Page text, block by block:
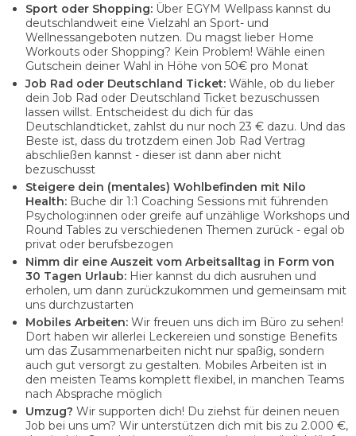
Sport oder Shopping: Über EGYM Wellpass kannst du
deutschlandweit eine Vielzahl an Sport- und
Wellnessangeboten nutzen. Du magst lieber Home
Workouts oder Shopping? Kein Problem! Wähle einen
Gutschein deiner Wahl in Höhe von 50€ pro Monat
Job Rad oder Deutschland Ticket: Wähle, ob du lieber
dein Job Rad oder Deutschland Ticket bezuschussen
lassen willst. Entscheidest du dich für das
Deutschlandticket, zahlst du nur noch 23 € dazu. Und das
Beste ist, dass du trotzdem einen Job Rad Vertrag
abschließen kannst - dieser ist dann aber nicht
bezuschusst
Steigere dein (mentales) Wohlbefinden mit Nilo
Health: Buche dir 1:1 Coaching Sessions mit führenden
Psycholog:innen oder greife auf unzählige Workshops und
Round Tables zu verschiedenen Themen zurück - egal ob
privat oder berufsbezogen
Nimm dir eine Auszeit vom Arbeitsalltag in Form von
30 Tagen Urlaub: Hier kannst du dich ausruhen und
erholen, um dann zurückzukommen und gemeinsam mit
uns durchzustarten
Mobiles Arbeiten: Wir freuen uns dich im Büro zu sehen!
Dort haben wir allerlei Leckereien und sonstige Benefits
um das Zusammenarbeiten nicht nur spaßig, sondern
auch gut versorgt zu gestalten. Mobiles Arbeiten ist in
den meisten Teams komplett flexibel, in manchen Teams
nach Absprache möglich
Umzug? Wir supporten dich! Du ziehst für deinen neuen
Job bei uns um? Wir unterstützen dich mit bis zu 2.000 €,